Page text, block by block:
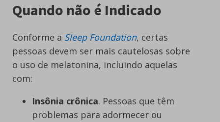
Quando não é Indicado
Conforme a Sleep Foundation, certas
pessoas devem ser mais cautelosas sobre
o uso de melatonina, incluindo aquelas
com:
Insônia crônica. Pessoas que têm
problemas para adormecer ou